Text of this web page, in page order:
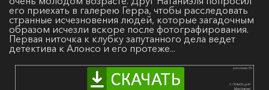
его приехать в галерею Герра, чтобы расследовать
странные исчезновения людей, которые загадочным
образом исчезли вскоре после фотографирования.
Первая ниточка к клубку запутанного дела ведет
детектива к Алонсо и его протеже...